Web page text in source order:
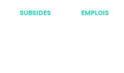
SUBSIDES EMPLOIS